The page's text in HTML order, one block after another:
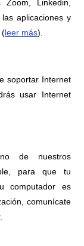
Linkedin,
aplicaciones y
(leer más).
soportar Internet
usar Internet
de nuestros
para que tu
computador es
comunícate